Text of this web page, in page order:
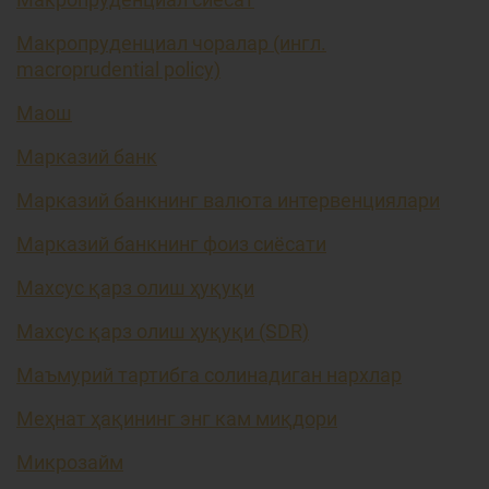
Макропруденциал чоралар (ингл.
macroprudential policy)
Маош
Марказий банк
Марказий банкнинг валюта интервенциялари
Марказий банкнинг фоиз сиёсати
Махсус қарз олиш ҳуқуқи
Махсус қарз олиш ҳуқуқи (SDR)
Маъмурий тартибга солинадиган нархлар
Меҳнат ҳақининг энг кам миқдори
Микрозайм